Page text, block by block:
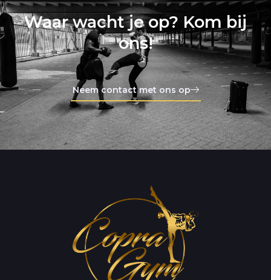
Waar wacht je op? Kom bij
ons!
Neem contact met ons op